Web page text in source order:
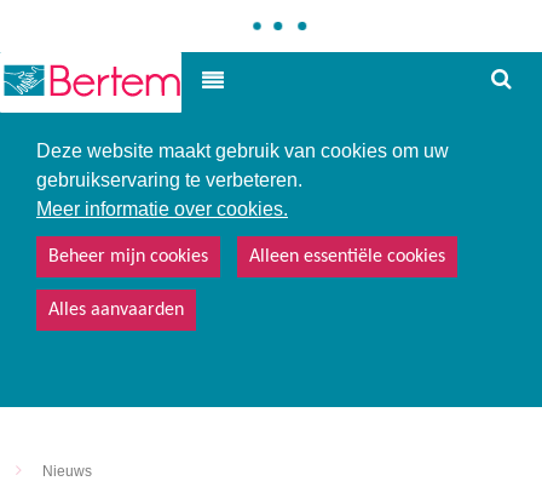
Deze website maakt gebruik van cookies om uw
gebruikservaring te verbeteren.
Meer informatie over cookies.
Beheer mijn cookies Alleen essentiële cookies
Alles aanvaarden
Nieuws